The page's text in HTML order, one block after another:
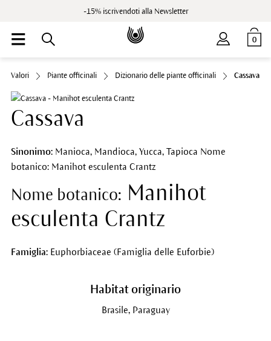
-15% iscrivendoti alla Newsletter
0
Valori Piante officinali Dizionario delle piante officinali Cassava
Cassava
Sinonimo:Manioca, Mandioca, Yucca, Tapioca Nome
botanico: Manihot esculenta Crantz
Nome botanico: Manihot
esculenta Crantz
Famiglia:Euphorbiaceae (Famiglia delle Euforbie)
Habitat originario
Brasile, Paraguay